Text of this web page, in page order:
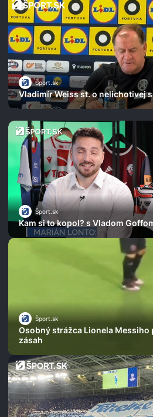
Šport.sk
Vladimír Weiss st. o nelichotivej
Šport.sk
Kam si to kopol? s Vladom
Šport.sk
Osobný strážca Lionela
zásah